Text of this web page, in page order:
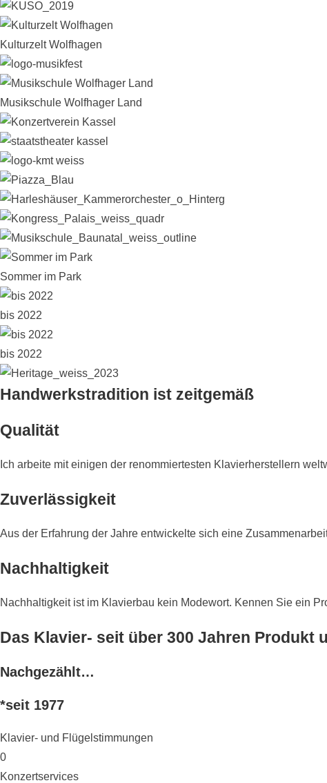
Kulturzelt Wolfhagen
Musikschule Wolfhager Land
Sommer im Park
bis 2022
bis 2022
Handwerkstradition ist zeitgemäß
Qualität
Ich arbeite mit einigen der renommiertesten Klavierherstellern
Zuverlässigkeit
Aus der Erfahrung der Jahre entwickelte sich eine
Nachhaltigkeit
Nachhaltigkeit ist im Klavierbau kein Modewort. Kennen Sie ein
Das Klavier- seit über 300 Jahren Produkt
Nachgezählt…
*seit 1977
Klavier- und Flügelstimmungen
0
Konzertservices